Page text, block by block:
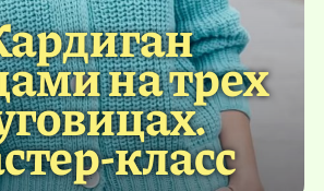
на трех
класс